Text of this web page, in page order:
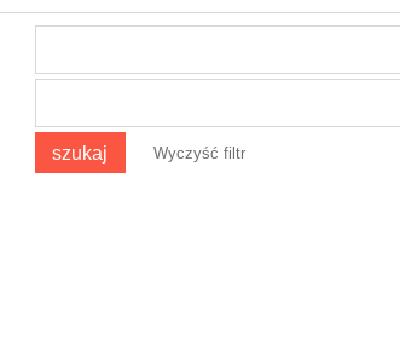
szukaj Wyczyść filtr